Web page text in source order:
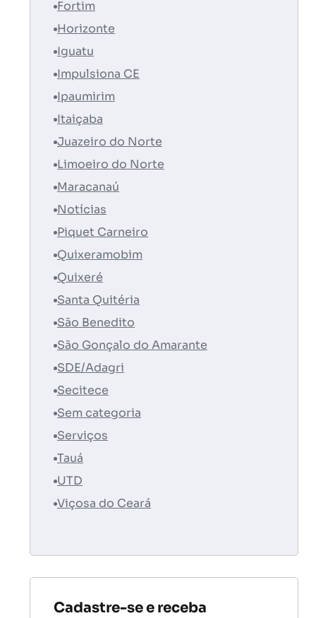
Fortim
Horizonte
Iguatu
Impulsiona CE
Ipaumirim
Itaiçaba
Juazeiro do Norte
Limoeiro do Norte
Maracanaú
Notícias
Piquet Carneiro
Quixeramobim
Quixeré
Santa Quitéria
São Benedito
São Gonçalo do Amarante
SDE/Adagri
Secitece
Sem categoria
Serviços
Tauá
UTD
Viçosa do Ceará
Cadastre-se e receba